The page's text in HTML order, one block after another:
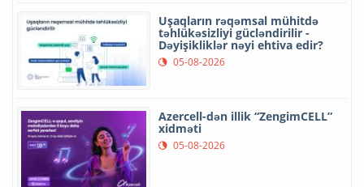
Uşaqların rəqəmsal mühitdə
təhlükəsizliyi gücləndirilir -
Dəyişikliklər nəyi ehtiva edir?
05-08-2026
Azercell-dən illik “ZengimCELL”
xidməti
05-08-2026